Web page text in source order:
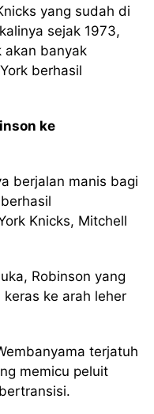
yang sudah di
sejak 1973,
akan banyak
berhasil
ke
berjalan manis bagi
Knicks, Mitchell
Robinson yang
ke arah leher
terjatuh
memicu peluit